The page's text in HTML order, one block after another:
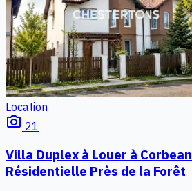
Location
photo_camera 21
Villa Duplex à Louer à
Résidentielle Près de la Forêt